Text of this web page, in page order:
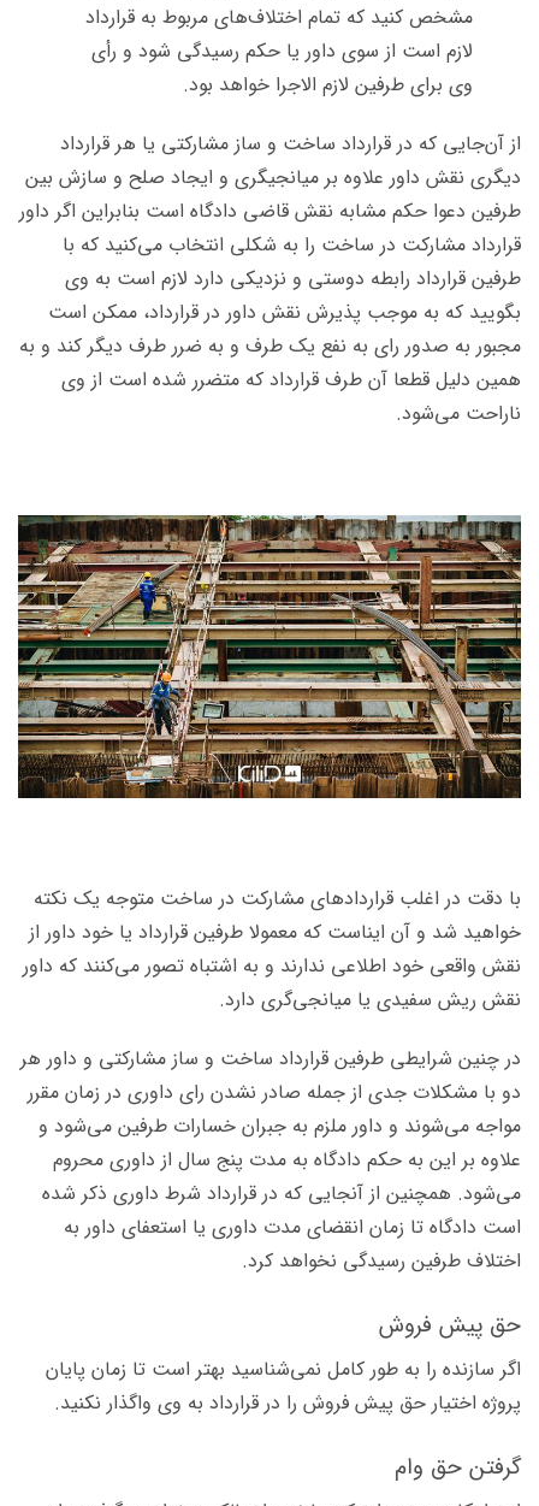
مشخص کنید که تمام اختلاف‌های مربوط به قرارداد
لازم است از سوی داور یا حکم رسیدگی شود و رأی
وی برای طرفین لازم الاجرا خواهد بود.
از آن‌جایی که در قرارداد ساخت و ساز مشارکتی یا هر قرارداد
دیگری نقش داور علاوه بر میانجیگری و ایجاد صلح و سازش بین
طرفین دعوا حکم مشابه نقش قاضی دادگاه است بنابراین اگر داور
قرارداد مشارکت در ساخت را به شکلی انتخاب ‌می‌کنید که با
طرفین قرارداد رابطه دوستی و نزدیکی دارد لازم است به وی
بگویید که به موجب پذیرش نقش داور در قرارداد، ممکن است
مجبور به صدور رای به نفع یک طرف و به ضرر طرف دیگر کند و به
همین دلیل قطعا آن طرف قرارداد که متضرر شده است از وی
ناراحت می‌شود.
با دقت در اغلب قراردادهای مشارکت در ساخت متوجه یک نکته
خواهید شد و آن ایناست که معمولا طرفین قرارداد یا خود داور از
نقش واقعی خود اطلاعی ندارند و به اشتباه تصور می‌کنند که داور
نقش ریش سفیدی یا میانجی‌گری دارد.
در چنین شرایطی طرفین قرارداد ساخت و ساز مشارکتی و داور هر
دو با مشکلات جدی از جمله صادر نشدن رای داوری در زمان مقرر
مواجه می‌شوند و داور ملزم به جبران خسارات طرفین می‌شود و
علاوه بر این به حکم دادگاه به مدت پنج سال از داوری محروم
می‌شود. همچنین از آنجایی که در قرارداد شرط داوری ذکر شده
است دادگاه تا زمان انقضای مدت داوری یا استعفای داور به
اختلاف طرفین رسیدگی نخواهد کرد.
حق پیش فروش
اگر سازنده را به طور کامل نمی‌شناسید بهتر است تا زمان پایان
پروژه اختیار حق پیش فروش را در قرارداد به وی واگذار نکنید.
گرفتن حق وام